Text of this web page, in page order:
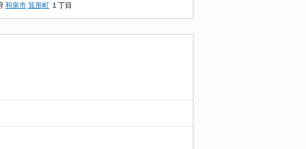
和泉市 箕形町 １丁目